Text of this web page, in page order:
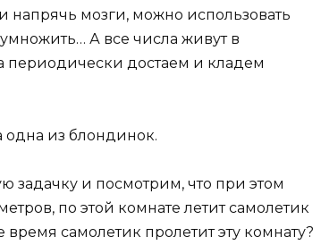
напрячь мозги, можно использовать
А все числа живут в
периодически достаем и кладем
одна из блондинок.
и посмотрим, что при этом
по этой комнате летит самолетик
самолетик пролетит эту комнату?